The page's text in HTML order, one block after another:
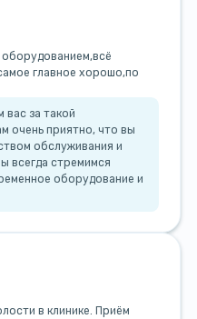
главное хорошо,по
вас за такой
очень приятно, что вы
обслуживания и
всегда стремимся
оборудование и
в клинике. Приём